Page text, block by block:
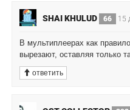
SHAI KHULUD 66 15
В мультиплеерах как
вырезают, оставляя только
ответить